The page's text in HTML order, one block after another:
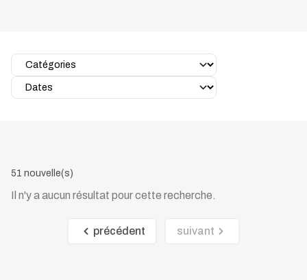
51 nouvelle(s)
Il n'y a aucun résultat pour cette recherche.
précédent suivant